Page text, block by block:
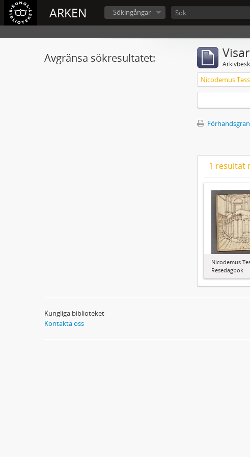
ARKEN Sökingångar
Avgränsa sökresultatet:
Nicodemus
1 resultat
Nicodemus
Resedagbok
Kungliga biblioteket
Kontakta oss